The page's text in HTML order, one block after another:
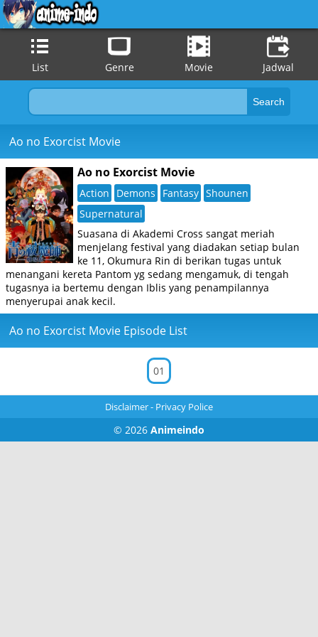
List Genre Movie Jadwal
Ao no Exorcist Movie
Ao no Exorcist Movie
Action Demons Fantasy Shounen
Supernatural
Suasana di Akademi Cross sangat meriah
menjelang festival yang diadakan setiap bulan
ke 11, Okumura Rin di berikan tugas untuk
menangani kereta Pantom yg sedang mengamuk, di tengah
tugasnya ia bertemu dengan Iblis yang penampilannya
menyerupai anak kecil.
Ao no Exorcist Movie Episode List
01
Disclaimer- Privacy Police
© 2026 Animeindo